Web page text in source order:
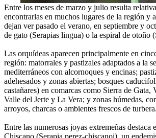
Entre los meses de marzo y julio resulta
encontrarlas en muchos lugares de la región y
dejan ver pasado el verano, en septiembre y
de gato (Serapias lingua) o la espiral de otoño
Las orquídeas aparecen principalmente en
región: matorrales y pastizales adaptados a la
mediterráneos con alcornoques y encinas;
adehesados y zonas abiertas; bosques
castañares) en comarcas como Sierra de Gata,
Valle del Jerte y La Vera; y zonas húmedas,
arroyos, charcas o ambientes frescos de turbera.
Entre las numerosas joyas extremeñas destaca
Chiscano (Serapia perez-chiscanoi), un